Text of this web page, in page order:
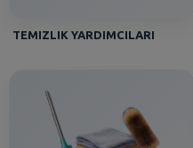
TEMIZLIK YARDIMCILARI